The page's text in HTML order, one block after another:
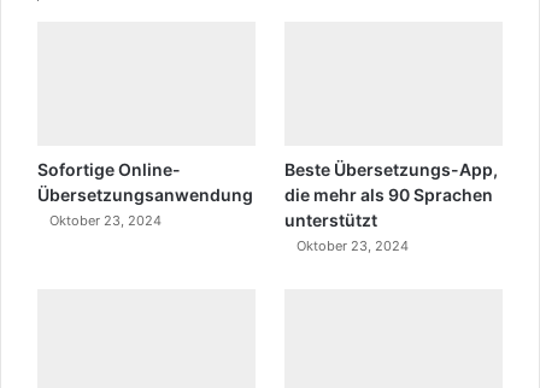
Sofortige Online-
Übersetzungsanwendung
Oktober 23, 2024
Beste Übersetzungs-App,
die mehr als 90 Sprachen
unterstützt
Oktober 23, 2024